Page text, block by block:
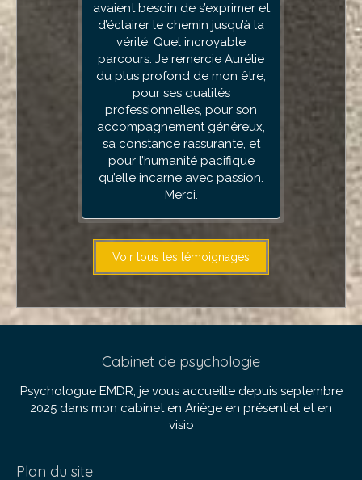
avaient besoin de s’exprimer et
d’éclairer le chemin jusqu’à la
vérité. Quel incroyable
parcours. Je remercie Aurélie
du plus profond de mon être,
pour ses qualités
professionnelles, pour son
accompagnement généreux,
sa constance rassurante, et
pour l’humanité pacifique
qu’elle incarne avec passion.
Merci.
Voir tous les témoignages
Cabinet de psychologie
Psychologue EMDR, je vous accueille depuis septembre
2025 dans mon cabinet en Ariège en présentiel et en
visio
Plan du site